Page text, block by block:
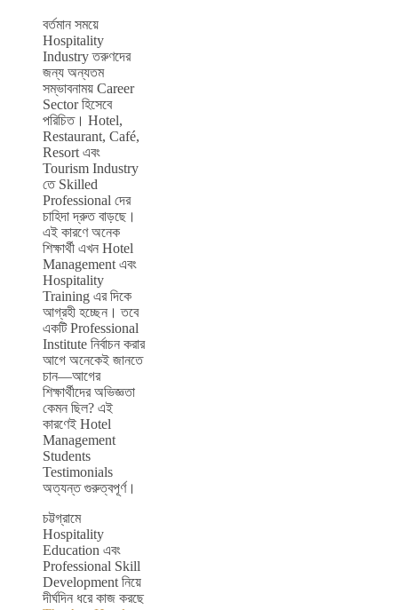
বর্তমান সময়ে
Hospitality
Industry তরুণদের
জন্য অন্যতম
সম্ভাবনাময় Career
Sector হিসেবে
পরিচিত। Hotel,
Restaurant, Café,
Resort এবং
Tourism Industry
তে Skilled
Professional দের
চাহিদা দ্রুত বাড়ছে।
এই কারণে অনেক
শিক্ষার্থী এখন Hotel
Management এবং
Hospitality
Training এর দিকে
আগ্রহী হচ্ছেন। তবে
একটি Professional
Institute নির্বাচন করার
আগে অনেকেই জানতে
চান—আগের
শিক্ষার্থীদের অভিজ্ঞতা
কেমন ছিল? এই
কারণেই Hotel
Management
Students
Testimonials
অত্যন্ত গুরুত্বপূর্ণ।
চট্টগ্রামে
Hospitality
Education এবং
Professional Skill
Development নিয়ে
দীর্ঘদিন ধরে কাজ করছে